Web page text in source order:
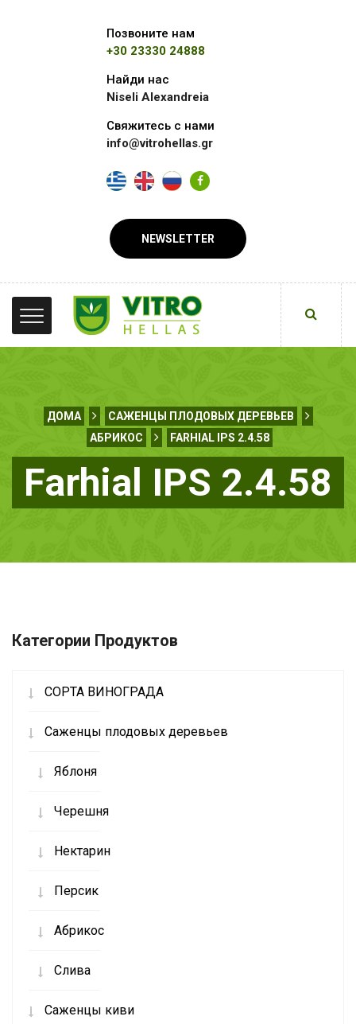
Позвоните нам
+30 23330 24888
Найди нас
Niseli Alexandreia
Свяжитесь с нами
info@vitrohellas.gr
NEWSLETTER
ДОМА
САЖЕНЦЫ ПЛОДОВЫХ ДЕРЕВЬЕВ
АБРИКОС
FARHIAL IPS 2.4.58
Farhial IPS 2.4.58
Категории Продуктов
СОРТА ВИНОГРАДА
Саженцы плодовых деревьев
Яблоня
Черешня
Нектарин
Персик
Абрикос
Слива
Саженцы киви